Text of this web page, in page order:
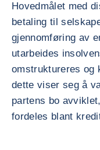
Hovedmålet med
betaling til
gjennomføring av
utarbeides
omstruktureres og
dette viser seg å
partens bo
fordeles blant